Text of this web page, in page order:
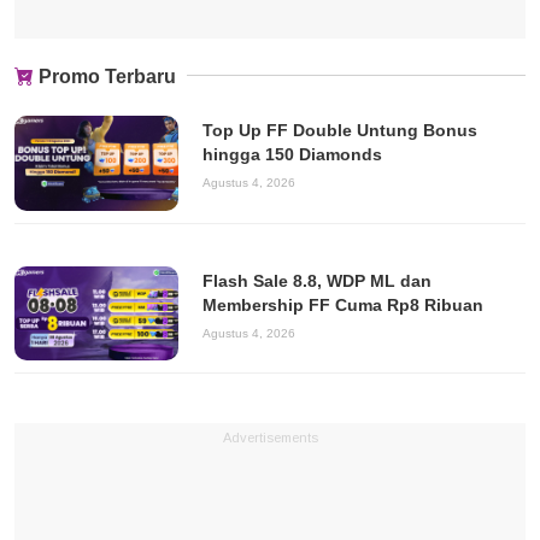
Promo Terbaru
Top Up FF Double Untung Bonus
hingga 150 Diamonds
Agustus 4, 2026
Flash Sale 8.8, WDP ML dan
Membership FF Cuma Rp8 Ribuan
Agustus 4, 2026
Advertisements